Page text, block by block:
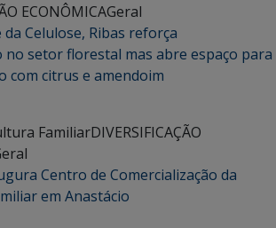
ECONÔMICAGeral
Celulose, Ribas reforça
setor florestal mas abre espaço para
com citrus e amendoim
FamiliarDIVERSIFICAÇÃO
Centro de Comercialização da
em Anastácio